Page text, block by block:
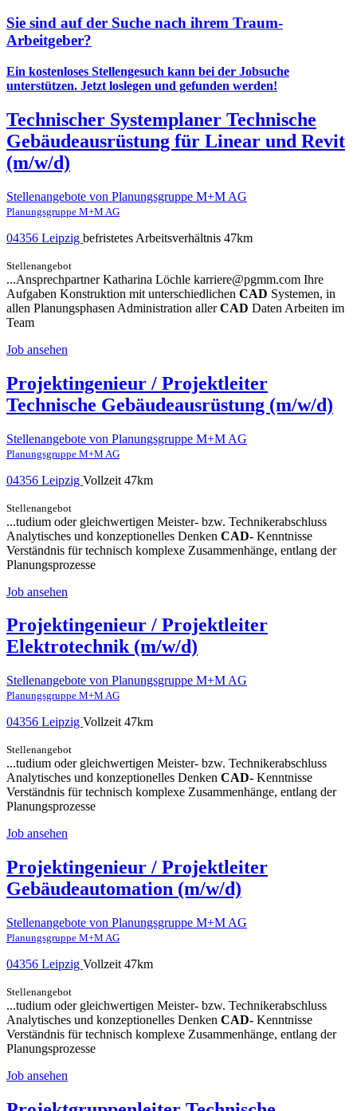
Sie sind auf der Suche nach ihrem Traum-
Arbeitgeber?
Ein kostenloses Stellengesuch kann bei der Jobsuche
unterstützen. Jetzt loslegen und gefunden werden!
Technischer Systemplaner Technische
Gebäudeausrüstung für Linear und Revit
(m/w/d)
Stellenangebote von Planungsgruppe M+M AG
Planungsgruppe M+M AG
04356 Leipzig befristetes Arbeitsverhältnis 47km
Stellenangebot
...Ansprechpartner Katharina Löchle karriere@pgmm.com Ihre
Aufgaben Konstruktion mit unterschiedlichen CAD Systemen, in
allen Planungsphasen Administration allerCAD Daten Arbeiten im
Team
Job ansehen
Projektingenieur / Projektleiter
Technische Gebäudeausrüstung (m/w/d)
Stellenangebote von Planungsgruppe M+M AG
Planungsgruppe M+M AG
04356 Leipzig Vollzeit 47km
Stellenangebot
...tudium oder gleichwertigen Meister- bzw. Technikerabschluss
Analytisches und konzeptionelles Denken CAD- Kenntnisse
Verständnis für technisch komplexe Zusammenhänge, entlang der
Planungsprozesse
Job ansehen
Projektingenieur / Projektleiter
Elektrotechnik (m/w/d)
Stellenangebote von Planungsgruppe M+M AG
Planungsgruppe M+M AG
04356 Leipzig Vollzeit 47km
Stellenangebot
...tudium oder gleichwertigen Meister- bzw. Technikerabschluss
Analytisches und konzeptionelles Denken CAD- Kenntnisse
Verständnis für technisch komplexe Zusammenhänge, entlang der
Planungsprozesse
Job ansehen
Projektingenieur / Projektleiter
Gebäudeautomation (m/w/d)
Stellenangebote von Planungsgruppe M+M AG
Planungsgruppe M+M AG
04356 Leipzig Vollzeit 47km
Stellenangebot
...tudium oder gleichwertigen Meister- bzw. Technikerabschluss
Analytisches und konzeptionelles Denken CAD- Kenntnisse
Verständnis für technisch komplexe Zusammenhänge, entlang der
Planungsprozesse
Job ansehen